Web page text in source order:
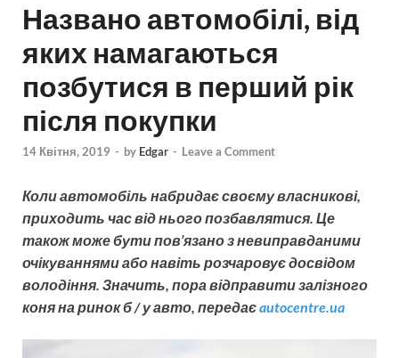
Названо автомобілі, від
яких намагаються
позбутися в перший рік
після покупки
14 Квітня, 2019 - by Edgar - Leave a Comment
Коли автомобіль набридає своєму власникові,
приходить час від нього позбавлятися. Це
також може бути пов’язано з невиправданими
очікуваннями або навіть розчаровує досвідом
володіння. Значить, пора відправити залізного
коня на ринок б / у авто, передаєautocentre.ua